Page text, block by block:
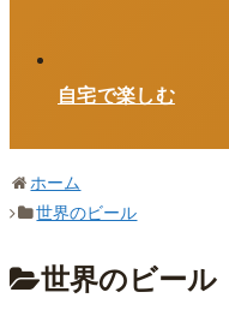
自宅で楽しむ
ホーム
世界のビール
世界のビール